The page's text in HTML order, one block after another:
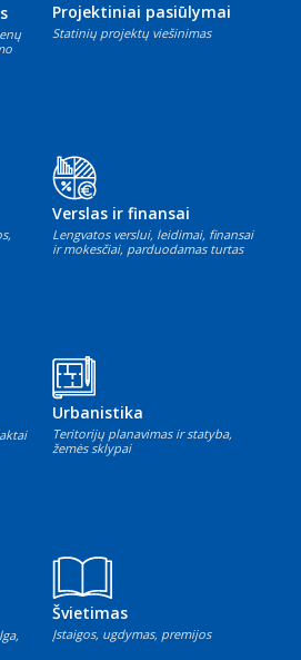
Projektiniai pasiūlymai
Statinių projektų viešinimas
Verslas ir finansai
Lengvatos verslui, leidimai, finansai
ir mokesčiai, parduodamas turtas
Urbanistika
Teritorijų planavimas ir statyba,
žemės sklypai
Švietimas
Įstaigos, ugdymas, premijos